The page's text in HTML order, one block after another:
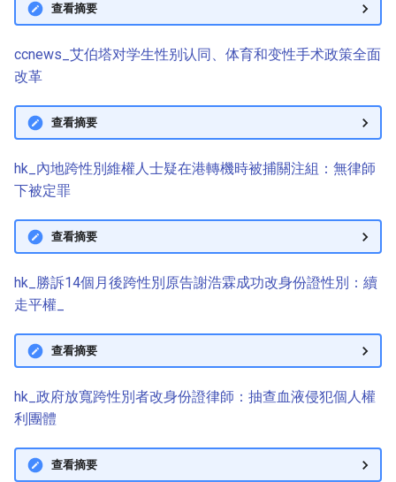
查看摘要
ccnews_艾伯塔对学生性别认同、体育和变性手术政策全面
改革
查看摘要
hk_內地跨性別維權人士疑在港轉機時被捕關注組：無律師
下被定罪
查看摘要
hk_勝訴14個月後跨性別原告謝浩霖成功改身份證性別：續
走平權_
查看摘要
hk_政府放寬跨性別者改身份證律師：抽查血液侵犯個人權
利團體
查看摘要